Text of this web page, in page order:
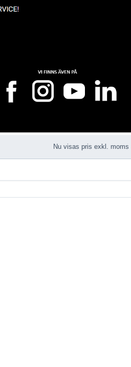
Nu visas pris exkl. moms